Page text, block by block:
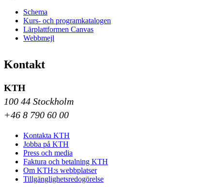
Schema
Kurs- och programkatalogen
Lärplattformen Canvas
Webbmejl
Kontakt
KTH
100 44 Stockholm
+46 8 790 60 00
Kontakta KTH
Jobba på KTH
Press och media
Faktura och betalning KTH
Om KTH:s webbplatser
Tillgänglighetsredogörelse